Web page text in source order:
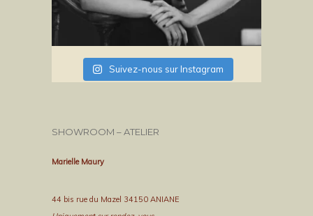
Suivez-nous sur Instagram
SHOWROOM – ATELIER
Marielle Maury
44 bis rue du Mazel 34150 ANIANE